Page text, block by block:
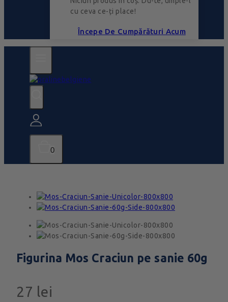
cu ceva ce-ți place!
Începe De Cumpărături Acum
0
Figurina Mos Craciun pe sanie 60g
27 lei